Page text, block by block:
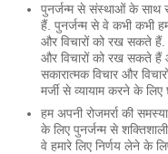
पुनर्जन्म से संस्थाओं के साथ
हैं. पुनर्जन्म से वे कभी कभी
और विचारों को रख सकते हैं.
और विचारों को रख सकते हैं
सकारात्मक विचार और
मर्जी से व्यायाम करने के लिए
हम अपनी रोजमर्रा की
के लिए पुनर्जन्म से
वे हमारे लिए निर्णय लेने के